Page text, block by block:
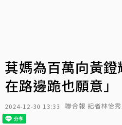
萁媽為百萬向黃
在路邊跪也願意」
2024-12-30 13:33 聯合報 記者林怡